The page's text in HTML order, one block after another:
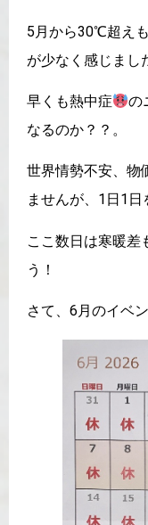
5月から30℃超え
が少なく感じまし
早くも熱中症
の
なるのか？？。
世界情勢不安、物
ませんが、1日1
ここ数日は寒暖差
う！
さて、6月のイベ